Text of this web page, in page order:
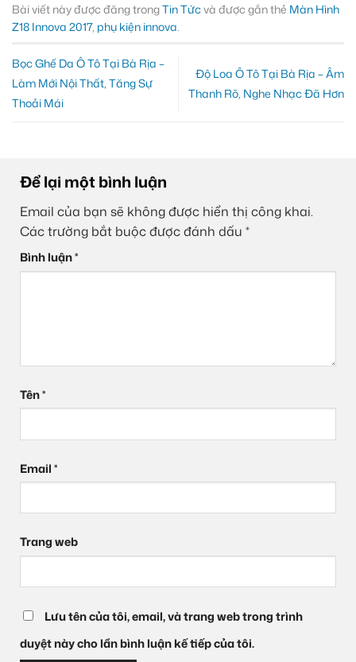
Bài viết này được đăng trongTin Tứcvà được gắn thẻ Màn Hình
Z18 Innova 2017, phụ kiện innova
Bọc Ghế Da Ô Tô Tại Bà Rịa –
Làm Mới Nội Thất, Tăng Sự
Thoải Mái
Độ Loa Ô Tô Tại Bà Rịa – Âm
Thanh Rõ, Nghe Nhạc Đã Hơn
Để lại một bình luận
Email của bạn sẽ không được hiển thị công khai.
Các trường bắt buộc được đánh dấu *
Bình luận*
Tên*
Email*
Trang web
Lưu tên của tôi, email, và trang web trong trình
duyệt này cho lần bình luận kế tiếp của tôi.